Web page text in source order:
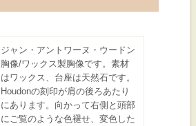
ジャン・アントワーヌ・ウードン
胸像/ワックス製胸像です。素材
はワックス、台座は天然石です。
Houdonの刻印が肩の後ろあたり
にあります。向かって右側と頭部
にご覧のような色褪せ、変色した